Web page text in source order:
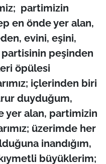
partimizin
en önde yer alan,
evini, eşini,
partisinin peşinden
öpülesi
içlerinden biri
duyduğum,
yer alan, partimizin
üzerimde her
inandığım,
büyüklerim;